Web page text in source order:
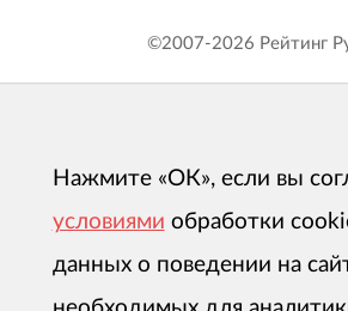
©2007-2026 Рейтинг
Нажмите «ОК», если вы
условиями обработки
данных о поведении на